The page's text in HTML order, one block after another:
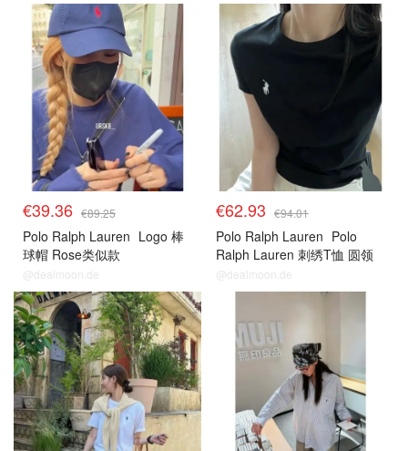
€39.36 €89.25
Polo Ralph Lauren Logo 棒
球帽 Rose类似款
@dealmoon.de
€62.93 €94.01
Polo Ralph Lauren Polo
Ralph Lauren 刺绣T恤 圆领
@dealmoon.de